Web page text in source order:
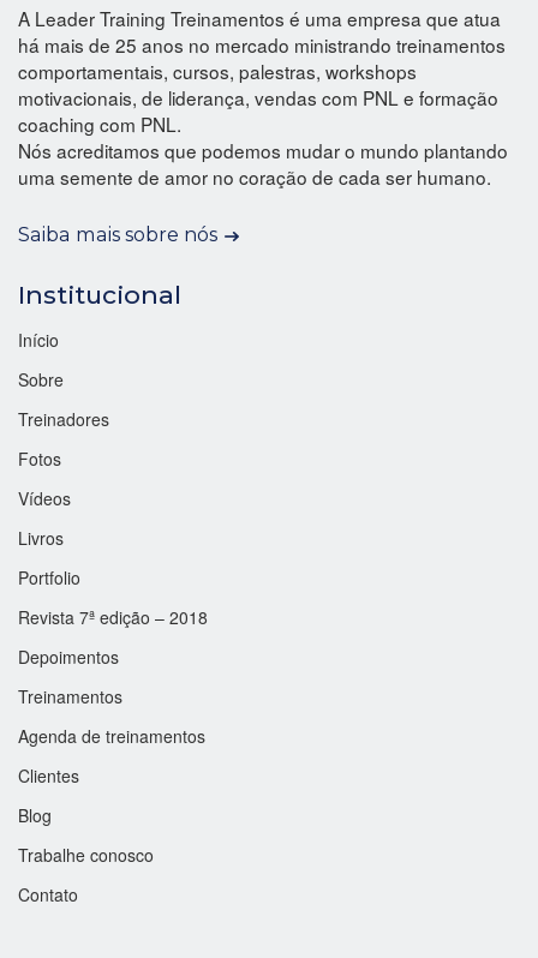
A Leader Training Treinamentos é uma empresa que atua
há mais de 25 anos no mercado ministrando treinamentos
comportamentais, cursos, palestras, workshops
motivacionais, de liderança, vendas com PNL e formação
coaching com PNL.
Nós acreditamos que podemos mudar o mundo plantando
uma semente de amor no coração de cada ser humano.
Saiba mais sobre nós
Institucional
Início
Sobre
Treinadores
Fotos
Vídeos
Livros
Portfolio
Revista 7ª edição – 2018
Depoimentos
Treinamentos
Agenda de treinamentos
Clientes
Blog
Trabalhe conosco
Contato